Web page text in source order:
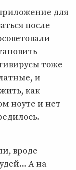
для
после
тоже
и
как
ноуте и нет
вроде
А на